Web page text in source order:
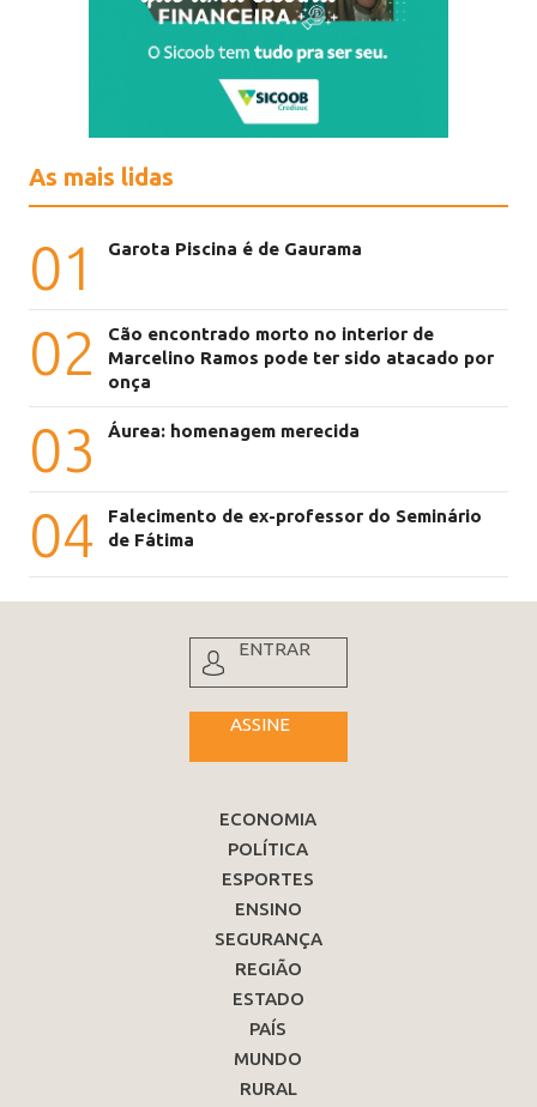
As mais lidas
01 Garota Piscina é de Gaurama
02
Cão encontrado morto no interior de
Marcelino Ramos pode ter sido atacado por
onça
03 Áurea: homenagem merecida
04
Falecimento de ex-professor do Seminário
de Fátima
ENTRAR
ASSINE
ECONOMIA
POLÍTICA
ESPORTES
ENSINO
SEGURANÇA
REGIÃO
ESTADO
PAÍS
MUNDO
RURAL